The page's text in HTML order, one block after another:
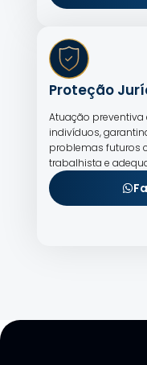
Proteção
Atuação
indivíduos,
problemas futuros
trabalhista e